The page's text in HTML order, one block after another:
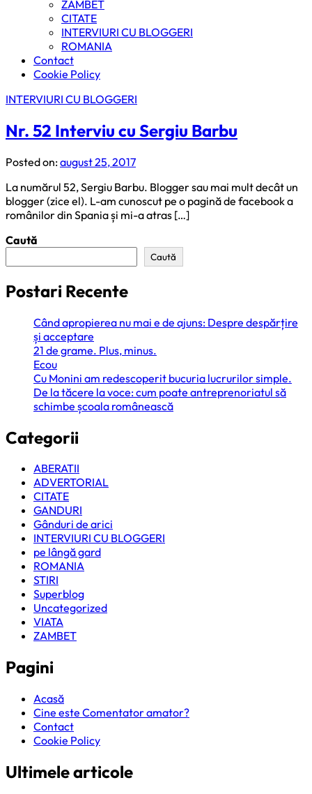
ZAMBET
CITATE
INTERVIURI CU BLOGGERI
ROMANIA
Contact
Cookie Policy
INTERVIURI CU BLOGGERI
Nr. 52 Interviu cu Sergiu Barbu
Posted on:august 25, 2017
La numărul 52, Sergiu Barbu. Blogger sau mai mult decât un
blogger (zice el). L-am cunoscut pe o pagină de facebook a
românilor din Spania și mi-a atras […]
Caută
Caută
Postari Recente
Când apropierea nu mai e de ajuns: Despre despărțire
și acceptare
21 de grame. Plus, minus.
Ecou
Cu Monini am redescoperit bucuria lucrurilor simple.
De la tăcere la voce: cum poate antreprenoriatul să
schimbe școala românească
Categorii
ABERATII
ADVERTORIAL
CITATE
GANDURI
Gânduri de arici
INTERVIURI CU BLOGGERI
pe lângă gard
ROMANIA
STIRI
Superblog
Uncategorized
VIATA
ZAMBET
Pagini
Acasă
Cine este Comentator amator?
Contact
Cookie Policy
Ultimele articole